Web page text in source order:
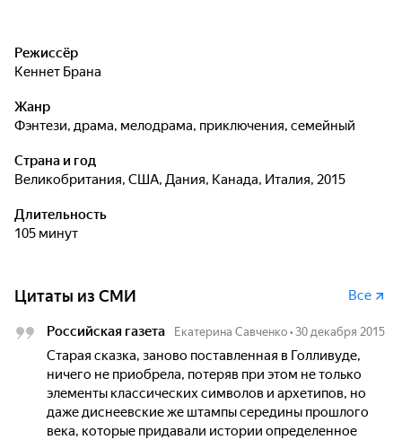
Режиссёр
Кеннет Брана
Жанр
фэнтези, драма, мелодрама, приключения, семейный
Страна и год
Великобритания, США, Дания, Канада, Италия, 2015
Длительность
105 минут
Цитаты из СМИ Все
Российская газета Екатерина Савченко • 30 декабря 2015
Старая сказка, заново поставленная в Голливуде,
ничего не приобрела, потеряв при этом не только
элементы классических символов и архетипов, но
даже диснеевские же штампы середины прошлого
века, которые придавали истории определенное